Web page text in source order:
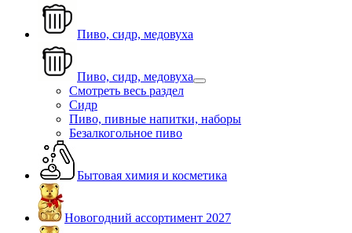
Пиво, сидр, медовуха
Пиво, сидр, медовуха
Смотреть весь раздел
Сидр
Пиво, пивные напитки, наборы
Безалкогольное пиво
Бытовая химия и косметика
Новогодний ассортимент 2027